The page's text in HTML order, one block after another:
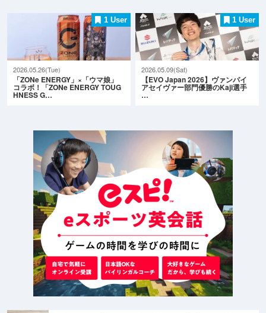
1 User
2026.05.26(Tue)
「ZONe ENERGY」×「ウマ娘」
コラボ！「ZONe ENERGY TOUG
HNESS G…
1 User
2026.05.09(Sat)
【EVO Japan 2026】ヴァンパイ
アセイヴァー部門優勝のKaji選手
…